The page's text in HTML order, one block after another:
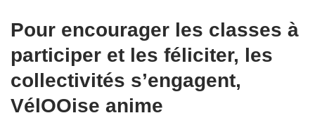
Pour encourager les classes à
participer et les féliciter, les
collectivités s’engagent,
VélOOise anime